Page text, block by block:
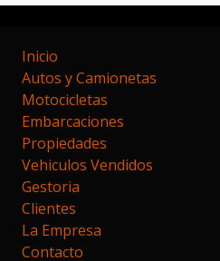
Inicio
Autos y Camionetas
Motocicletas
Embarcaciones
Propiedades
Vehiculos Vendidos
Gestoria
Clientes
La Empresa
Contacto